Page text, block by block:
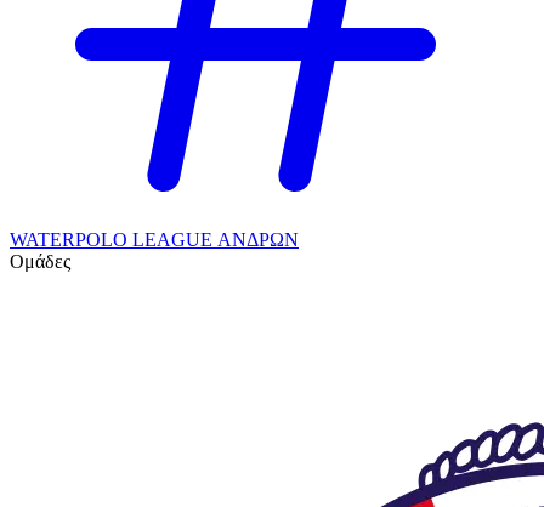
WATERPOLO LEAGUE ΑΝΔΡΩΝ
Ομάδες